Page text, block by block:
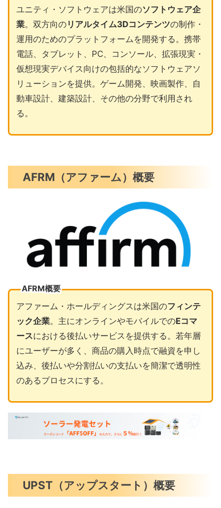
ユニティ・ソフトウェアは米国のソフトウェア企
業。双方向のリアルタイム3Dコンテンツの制作・
運用のためのプラットフォームを開発する。携帯
電話、タブレット、PC、コンソール、拡張現実・
仮想現実デバイス向けの包括的なソフトウェアソ
リューションを提供。ゲーム開発、映画製作、自
動車設計、建築設計、その他の分野で利用され
る。
AFRM（アファーム）概要
AFRM概要
アファーム・ホールディングスは米国のフィンテ
ック企業。主にオンラインやモバイルでのEコマ
ースにおける後払いサービスを提供する。若年層
にユーザーが多く、商品の購入時点で融資を申し
込み、後払いや分割払いの支払いを簡潔で透明性
のあるプロセスにする。
UPST（アップスタート）概要